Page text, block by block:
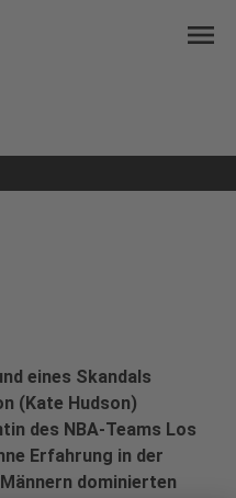
menu
eines Skandals
(Kate Hudson)
des NBA-Teams Los
Erfahrung in der
dominierten